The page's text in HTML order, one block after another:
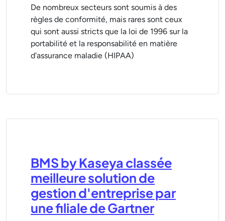
De nombreux secteurs sont soumis à des
règles de conformité, mais rares sont ceux
qui sont aussi stricts que la loi de 1996 sur la
portabilité et la responsabilité en matière
d'assurance maladie (HIPAA)
BMS by Kaseya classée
meilleure solution de
gestion d'entreprise par
une filiale de Gartner